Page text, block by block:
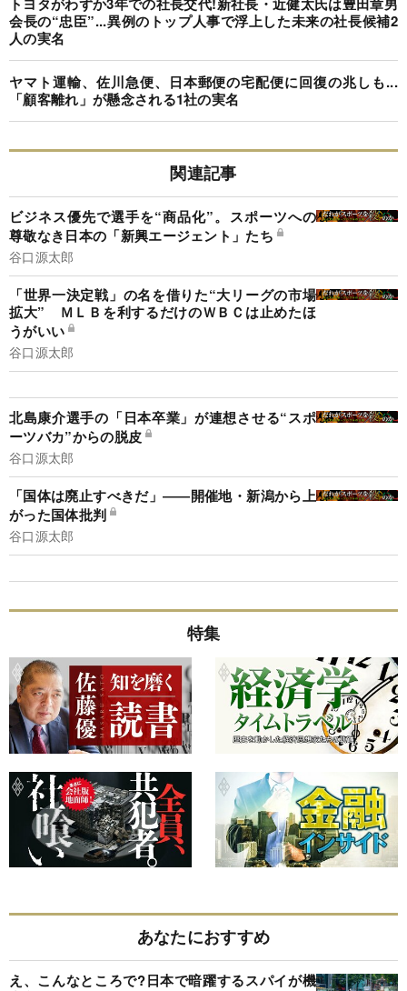
会長の“忠臣”...異例のトップ人事で浮上した未来の社長候補2
人の実名
ヤマト運輸、佐川急便、日本郵便の宅配便に回復の兆しも...
「顧客離れ」が懸念される1社の実名
関連記事
ビジネス優先で選手を“商品化”。スポーツへの
尊敬なき日本の「新興エージェント」たち
谷口源太郎
「世界一決定戦」の名を借りた“大リーグの市場
拡大” ＭＬＢを利するだけのＷＢＣは止めたほ
うがいい
谷口源太郎
北島康介選手の「日本卒業」が連想させる“スポ
ーツバカ”からの脱皮
谷口源太郎
「国体は廃止すべきだ」――開催地・新潟から上
がった国体批判
谷口源太郎
特集
あなたにおすすめ
え、こんなところで?日本で暗躍するスパイが機